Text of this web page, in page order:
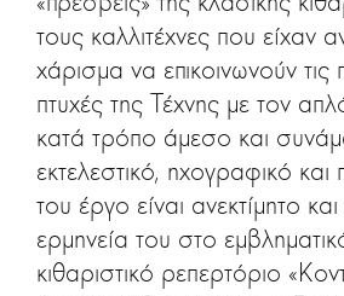
τους καλλιτέχνες που είχαν
χάρισμα να επικοινωνούν τις
πτυχές της Τέχνης με τον
κατά τρόπο άμεσο και
εκτελεστικό, ηχογραφικό και
του έργο είναι ανεκτίμητο
ερμηνεία του στο
κιθαριστικό ρεπερτόριο